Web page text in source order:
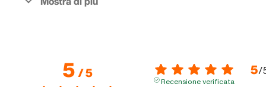
5/5 5/
Recensione verificata